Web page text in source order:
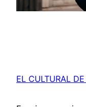
EL CULTURAL